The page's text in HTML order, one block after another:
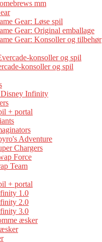
mm
Gear: Løse spil
Gear: Original emballage
Gear: Konsoller og tilbehør
konsoller og spil
konsoller og spil
Disney Infinity
+ portal
Adventure
Chargers
Force
Team
+ portal
1.0
2.0
3.0
æsker